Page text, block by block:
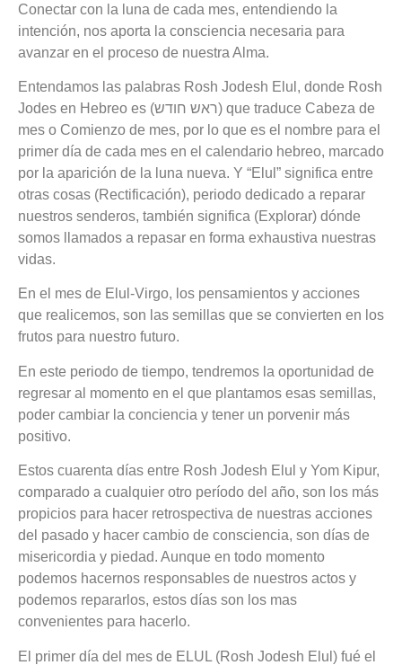
Conectar con la luna de cada mes, entendiendo la
intención, nos aporta la consciencia necesaria para
avanzar en el proceso de nuestra Alma.
Entendamos las palabras Rosh Jodesh Elul, donde Rosh
Jodes en Hebreo es (ראש חודש) que traduce Cabeza de
mes o Comienzo de mes, por lo que es el nombre para el
primer día de cada mes en el calendario hebreo, marcado
por la aparición de la luna nueva. Y “Elul” significa entre
otras cosas (Rectificación), periodo dedicado a reparar
nuestros senderos, también significa (Explorar) dónde
somos llamados a repasar en forma exhaustiva nuestras
vidas.
En el mes de Elul-Virgo, los pensamientos y acciones
que realicemos, son las semillas que se convierten en los
frutos para nuestro futuro.
En este periodo de tiempo, tendremos la oportunidad de
regresar al momento en el que plantamos esas semillas,
poder cambiar la conciencia y tener un porvenir más
positivo.
Estos cuarenta días entre Rosh Jodesh Elul y Yom Kipur,
comparado a cualquier otro período del año, son los más
propicios para hacer retrospectiva de nuestras acciones
del pasado y hacer cambio de consciencia, son días de
misericordia y piedad. Aunque en todo momento
podemos hacernos responsables de nuestros actos y
podemos repararlos, estos días son los mas
convenientes para hacerlo.
El primer día del mes de ELUL (Rosh Jodesh Elul) fué el